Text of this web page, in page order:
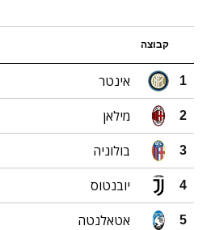
קבוצה
1 אינטר
2 מילאן
3 בולוניה
4 יובנטוס
5 אטאלנטה